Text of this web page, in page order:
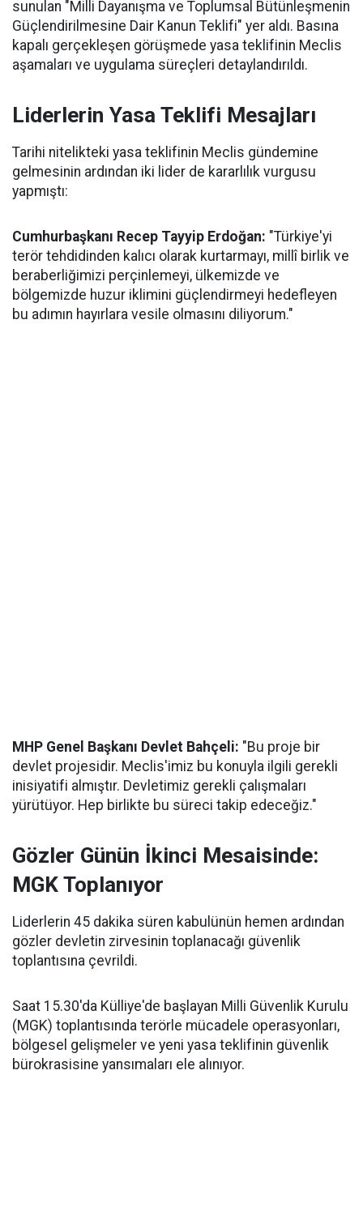
sunulan "Milli Dayanışma ve Toplumsal Bütünleşmenin
Güçlendirilmesine Dair Kanun Teklifi" yer aldı. Basına
kapalı gerçekleşen görüşmede yasa teklifinin Meclis
aşamaları ve uygulama süreçleri detaylandırıldı.
Liderlerin Yasa Teklifi Mesajları
Tarihi nitelikteki yasa teklifinin Meclis gündemine
gelmesinin ardından iki lider de kararlılık vurgusu
yapmıştı:
Cumhurbaşkanı Recep Tayyip Erdoğan: "Türkiye'yi
terör tehdidinden kalıcı olarak kurtarmayı, millî birlik ve
beraberliğimizi perçinlemeyi, ülkemizde ve
bölgemizde huzur iklimini güçlendirmeyi hedefleyen
bu adımın hayırlara vesile olmasını diliyorum."
MHP Genel Başkanı Devlet Bahçeli: "Bu proje bir
devlet projesidir. Meclis'imiz bu konuyla ilgili gerekli
inisiyatifi almıştır. Devletimiz gerekli çalışmaları
yürütüyor. Hep birlikte bu süreci takip edeceğiz."
Gözler Günün İkinci Mesaisinde:
MGK Toplanıyor
Liderlerin 45 dakika süren kabulünün hemen ardından
gözler devletin zirvesinin toplanacağı güvenlik
toplantısına çevrildi.
Saat 15.30'da Külliye'de başlayan Milli Güvenlik Kurulu
(MGK) toplantısında terörle mücadele operasyonları,
bölgesel gelişmeler ve yeni yasa teklifinin güvenlik
bürokrasisine yansımaları ele alınıyor.